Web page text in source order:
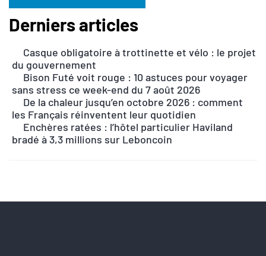
A
e
r
a
Derniers articles
Casque obligatoire à trottinette et vélo : le projet
du gouvernement
Bison Futé voit rouge : 10 astuces pour voyager
sans stress ce week-end du 7 août 2026
De la chaleur jusqu’en octobre 2026 : comment
les Français réinventent leur quotidien
Enchères ratées : l’hôtel particulier Haviland
bradé à 3,3 millions sur Leboncoin